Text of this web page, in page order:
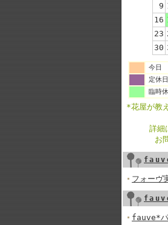
9
16
23
30
今日
定休日
臨時
*花屋が教
詳細
お
フォーヴ
fauve*パ